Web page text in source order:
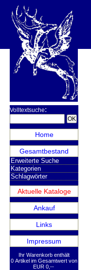
Volltextsuche:
Home
Gesamtbestand
Erweiterte Suche
Kategorien
Schlagwörter
Aktuelle Kataloge
Ankauf
Links
Impressum
Ihr Warenkorb enthält
0 Artikel im Gesamtwert von
EUR 0,--